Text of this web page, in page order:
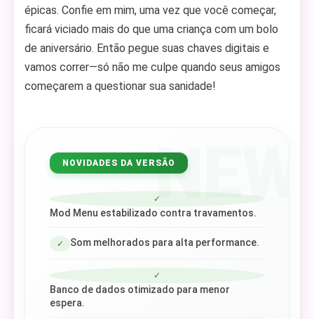
épicas. Confie em mim, uma vez que você começar,
ficará viciado mais do que uma criança com um bolo
de aniversário. Então pegue suas chaves digitais e
vamos correr—só não me culpe quando seus amigos
começarem a questionar sua sanidade!
NEW
NOVIDADES DA VERSÃO
✓
Mod Menu estabilizado contra travamentos.
✓ Som melhorados para alta performance.
✓
Banco de dados otimizado para menor
espera.